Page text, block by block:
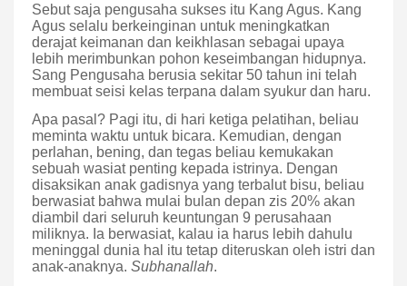
Sebut saja pengusaha sukses itu Kang Agus. Kang
Agus selalu berkeinginan untuk meningkatkan
derajat keimanan dan keikhlasan sebagai upaya
lebih merimbunkan pohon keseimbangan hidupnya.
Sang Pengusaha berusia sekitar 50 tahun ini telah
membuat seisi kelas terpana dalam syukur dan haru.
Apa pasal? Pagi itu, di hari ketiga pelatihan, beliau
meminta waktu untuk bicara. Kemudian, dengan
perlahan, bening, dan tegas beliau kemukakan
sebuah wasiat penting kepada istrinya. Dengan
disaksikan anak gadisnya yang terbalut bisu, beliau
berwasiat bahwa mulai bulan depan zis 20% akan
diambil dari seluruh keuntungan 9 perusahaan
miliknya. Ia berwasiat, kalau ia harus lebih dahulu
meninggal dunia hal itu tetap diteruskan oleh istri dan
anak-anaknya. Subhanallah.